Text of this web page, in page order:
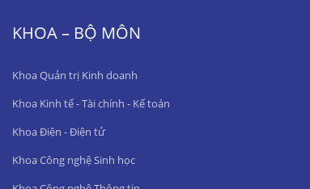
KHOA – BỘ MÔN
Khoa Quản trị Kinh doanh
Khoa Kinh tế - Tài chính - Kế toán
Khoa Điện - Điện tử
Khoa Công nghệ Sinh học